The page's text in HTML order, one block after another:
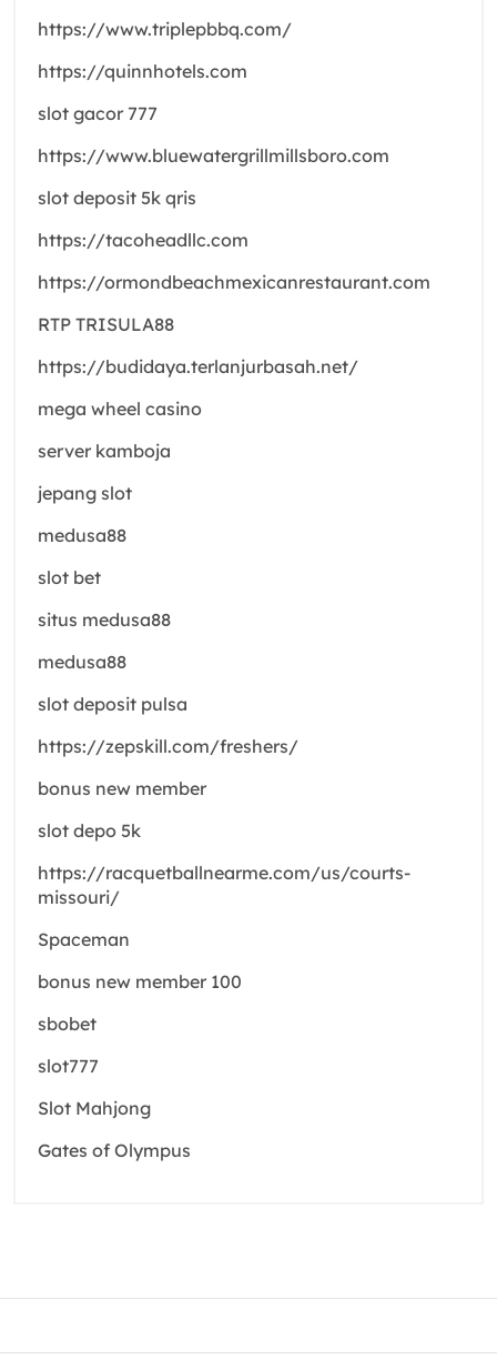
https://www.triplepbbq.com/
https://quinnhotels.com
slot gacor 777
https://www.bluewatergrillmillsboro.com
slot deposit 5k qris
https://tacoheadllc.com
https://ormondbeachmexicanrestaurant.com
RTP TRISULA88
https://budidaya.terlanjurbasah.net/
mega wheel casino
server kamboja
jepang slot
medusa88
slot bet
situs medusa88
medusa88
slot deposit pulsa
https://zepskill.com/freshers/
bonus new member
slot depo 5k
https://racquetballnearme.com/us/courts-
missouri/
Spaceman
bonus new member 100
sbobet
slot777
Slot Mahjong
Gates of Olympus